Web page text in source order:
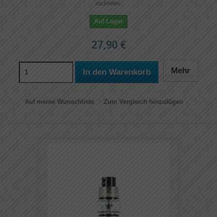
inclinées.
Auf Lager
27,90 €
In den Warenkorb Mehr
Auf meine Wunschliste Zum Vergleich hinzufügen